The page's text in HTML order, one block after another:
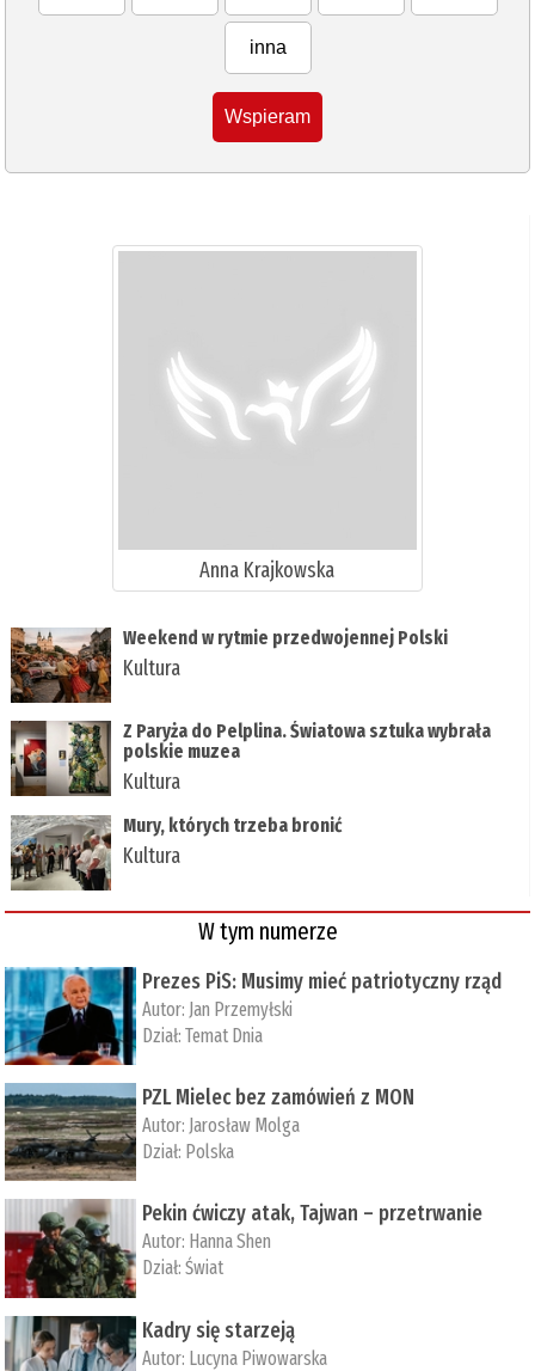
inna
Wspieram
Anna Krajkowska
Weekend w rytmie przedwojennej Polski
Kultura
Z Paryża do Pelplina. Światowa sztuka wybrała
polskie muzea
Kultura
Mury, których trzeba bronić
Kultura
W tym numerze
Prezes PiS: Musimy mieć patriotyczny rząd
Autor: Jan Przemyłski
Dział:Temat Dnia
PZL Mielec bez zamówień z MON
Autor: Jarosław Molga
Dział: Polska
Pekin ćwiczy atak, Tajwan – przetrwanie
Autor: ­Hanna Shen
Dział:Świat
Kadry się starzeją
Autor: Lucyna Piwowarska